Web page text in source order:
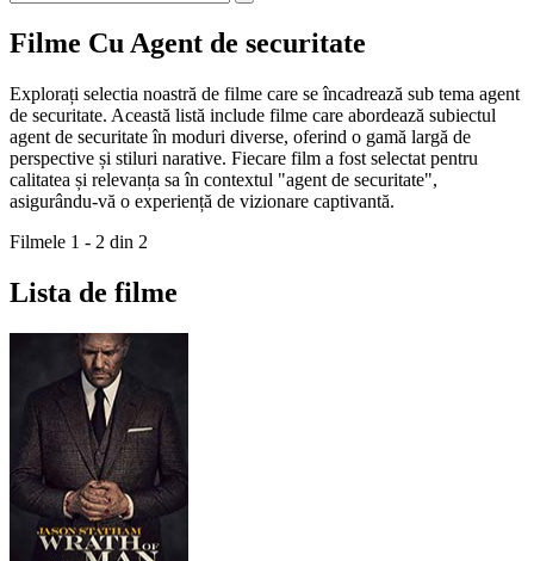
Filme Cu Agent de securitate
Explorați selectia noastră de filme care se încadrează sub tema agent
de securitate. Această listă include filme care abordează subiectul
agent de securitate în moduri diverse, oferind o gamă largă de
perspective și stiluri narative. Fiecare film a fost selectat pentru
calitatea și relevanța sa în contextul "agent de securitate",
asigurându-vă o experiență de vizionare captivantă.
Filmele 1 - 2 din 2
Lista de filme